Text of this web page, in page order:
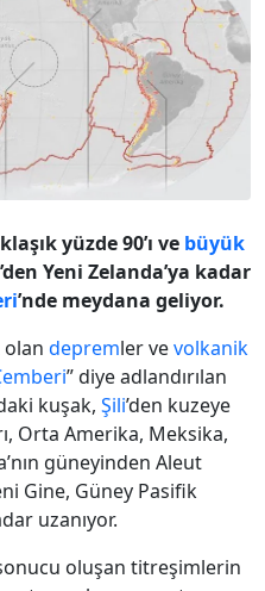
yüzde 90’ı ve büyük
’den Yeni Zelanda’ya kadar
’nde meydana geliyor.
olan depremler vevolkanik
” diye adlandırılan
kuşak, Şili’den kuzeye
Orta Amerika, Meksika,
güneyinden Aleut
Gine, Güney Pasifik
uzanıyor.
oluşan titreşimlerin